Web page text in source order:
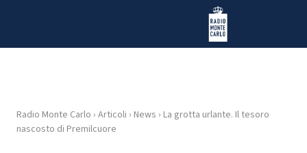
Radio Monte Carlo
HOME
Radio Monte Carlo › Articoli › News › La grotta urlante. Il tesoro
nascosto di Premilcuore